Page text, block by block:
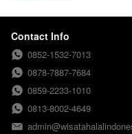
AUGUST 2025
Contact Info
0852-1532-7013
0878-7887-7684
0859-2233-1010
0813-8002-4649